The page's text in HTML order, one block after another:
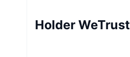
Holder WeTrust